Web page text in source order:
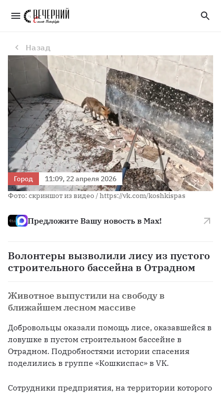
Волонтеры вызволили лису из пустого строительного бассейна в Отрадном
Назад
Город
11:09, 22 апреля 2026
Фото: скриншот из видео / https://vk.com/koshkispas
Предложите Вашу новость в Max!
Волонтеры вызволили лису из пустого
строительного бассейна в Отрадном
Животное выпустили на свободу в
ближайшем лесном массиве
Добровольцы оказали помощь лисе, оказавшейся в
ловушке в пустом строительном бассейне в
Отрадном. Подробностями истории спасения
поделились в группе «Кошкиспас» в VK.
Сотрудники предприятия, на территории которого